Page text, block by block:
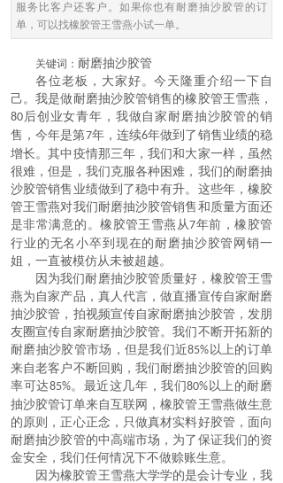
服务比客户还客户。如果你也有耐磨抽沙胶管的订
单，可以找橡胶管王雪燕小试一单。
关键词： 耐磨抽沙胶管
各位老板，大家好。今天隆重介绍一下自
己 。我是做耐磨抽沙胶管销售的橡胶管王雪燕，
80后创业女青年，我做自家 耐磨抽沙胶管 的销
售，今年是第7年，连续6年做到了销售业绩的稳
增长。其中疫情那三年，我们和大家一样，虽然
很难，但是，我们克服各种困难，我们的耐磨抽
沙胶管销售业绩做到了稳中有升。这些年，橡胶
管王雪燕对我们 耐磨抽沙胶管销售和质量方面还
是非常满意的。橡胶管王雪燕从7年前，橡胶管
行业的无名小卒到现在的 耐磨抽沙胶管 网销一
姐，一直被模仿从未被超越。
因为我们 耐磨抽沙胶管质量好，橡胶管王雪
燕为自家产品，真人代言，做直播宣传自家耐磨
抽沙胶管 ，拍视频宣传自家耐磨抽沙胶管 ，发朋
友圈宣传自家耐磨抽沙胶管。我们不断开拓新的
耐磨抽沙胶管市场，但是我们近85% 以上的订单
来自老客户不断回购，我们 耐磨抽沙胶管的回购
率可达85%。最近这几年，我们80% 以上的耐磨
抽沙胶管订单来自互联网，橡胶管王雪燕做生意
的原则，正心正念，只做真材实料好胶管，面向
耐磨抽沙胶管的中高端市场，为了保证我们的资
金安全，我们任何情况下不做赊账生意。
因为橡胶管王雪燕大学学的是会计专业，我